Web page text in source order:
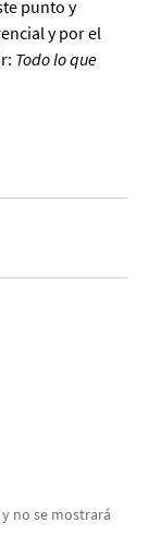
punto y
y por el
Todo lo que
no se mostrará